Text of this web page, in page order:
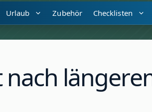
Urlaub Zubehör Checklisten